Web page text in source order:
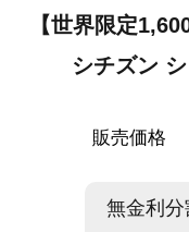
【世界限定
シチズン
販売価格
無金利